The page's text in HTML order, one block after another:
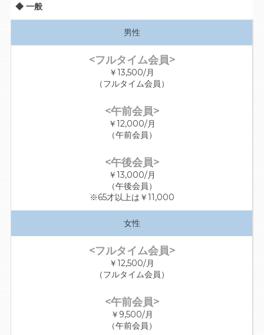
◆ 一般
男性
￥13,500/月
（フルタイム会員）
￥12,000/月
（午前会員）
￥13,000/月
（午後会員）
※65才以上は￥11,000
女性
￥12,500/月
（フルタイム会員）
￥9,500/月
（午前会員）